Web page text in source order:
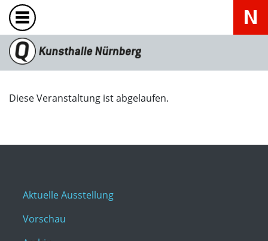
Diese Veranstaltung ist abgelaufen.
Aktuelle Ausstellung
Vorschau